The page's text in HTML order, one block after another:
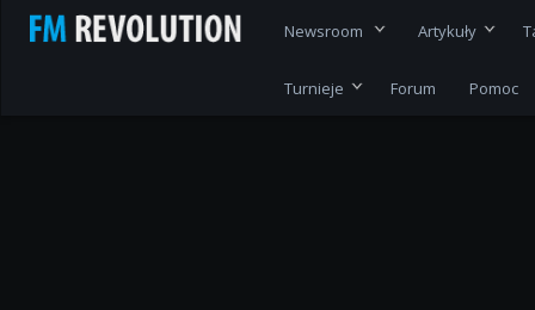
Newsroom Artykuły
Turnieje Forum Pomoc